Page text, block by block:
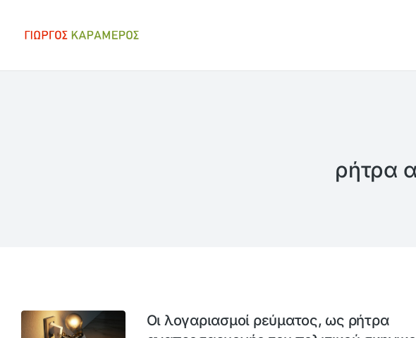
ρήτρα
Οι λογαριασμοί ρεύματος, ως ρήτρα